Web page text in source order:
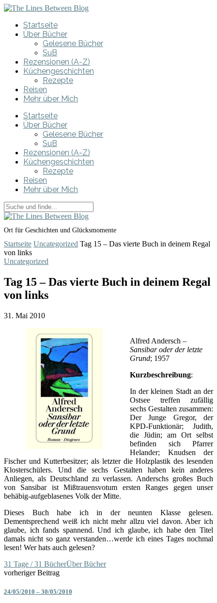
Startseite
Über Bücher
Gelesene Bücher
SuB
Rezensionen (A-Z)
Küchengeschichten
Rezepte
Reisen
Mehr über Mich
Startseite
Über Bücher
Gelesene Bücher
SuB
Rezensionen (A-Z)
Küchengeschichten
Rezepte
Reisen
Mehr über Mich
Ort für Geschichten und Glücksmomente
Startseite Uncategorized Tag 15 – Das vierte Buch in deinem Regal
von links
Uncategorized
Tag 15 – Das vierte Buch in deinem Regal
von links
31. Mai 2010
Alfred Andersch –
Sansibar oder der letzte
Grund; 1957
Kurzbeschreibung:
In der kleinen Stadt an der
Ostsee treffen zufällig
sechs Gestalten zusammen:
Der Junge Gregor, der
KPD-Funktionär; Judith,
die Jüdin; am Ort selbst
befinden sich Pfarrer
Helander; Knudsen der
Fischer und Kutterbesitzer; als letzter die Holzplastik des lesenden
Klosterschülers. Und die sechs Gestalten haben kein anderes
Anliegen, als Deutschland zu verlassen. Anderschs großes Buch
von Sansibar ist Mißtrauensvotum ersten Ranges gegen unser
behäbig-aufgeblasenes Volk der Mitte.
Dieses Buch habe ich in der neunten Klasse gelesen.
Dementsprechend weiß ich nicht mehr allzu viel davon. Aber ich
glaube, ich fands spannend. Und ich glaube, ich habe den Titel
damals nicht so ganz verstanden…werde ich eines Tages nochmal
lesen! Wer hats auch gelesen?
31 Tage / 31 BücherÜber Bücher
vorheriger Beitrag
24/05/2010 – 30/05/2010